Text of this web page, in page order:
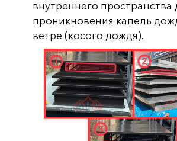
внутреннего
проникновения капель
ветре (косого дождя).